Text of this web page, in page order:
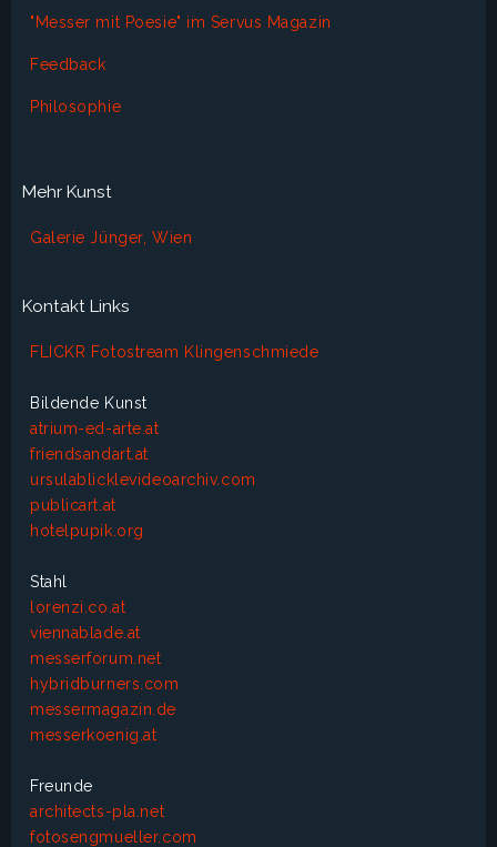
"Messer mit Poesie" im Servus Magazin
Feedback
Philosophie
Mehr Kunst
Galerie Jünger, Wien
Kontakt Links
FLICKR Fotostream Klingenschmiede
Bildende Kunst
atrium-ed-arte.at
friendsandart.at
ursulablicklevideoarchiv.com
publicart.at
hotelpupik.org
Stahl
lorenzi.co.at
viennablade.at
messerforum.net
hybridburners.com
messermagazin.de
messerkoenig.at
Freunde
architects-pla.net
fotosengmueller.com